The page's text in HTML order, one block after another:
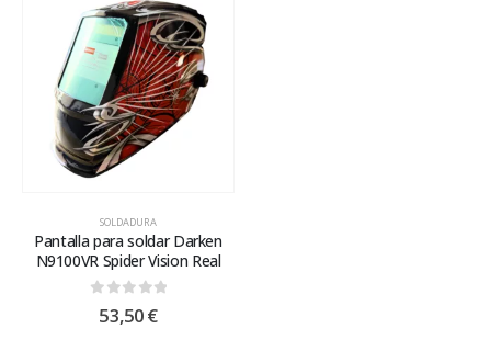
SOLDADURA
Pantalla para soldar Darken
N9100VR Spider Vision Real
0out of 5
53,50€